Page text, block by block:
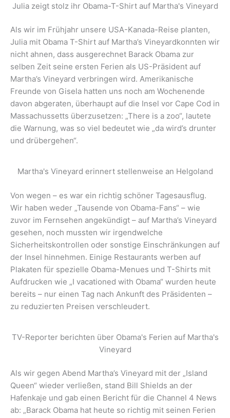
Julia zeigt stolz ihr Obama-T-Shirt auf Martha's Vineyard
Als wir im Frühjahr unsere USA-Kanada-Reise planten,
Julia mit Obama T-Shirt auf Martha’s Vineyardkonnten wir
nicht ahnen, dass ausgerechnet Barack Obama zur
selben Zeit seine ersten Ferien als US-Präsident auf
Martha’s Vineyard verbringen wird. Amerikanische
Freunde von Gisela hatten uns noch am Wochenende
davon abgeraten, überhaupt auf die Insel vor Cape Cod in
Massachussetts überzusetzen: „There is a zoo“, lautete
die Warnung, was so viel bedeutet wie „da wird’s drunter
und drübergehen“.
Martha's Vineyard erinnert stellenweise an Helgoland
Von wegen – es war ein richtig schöner Tagesausflug.
Wir haben weder „Tausende von Obama-Fans“ – wie
zuvor im Fernsehen angekündigt – auf Martha’s Vineyard
gesehen, noch mussten wir irgendwelche
Sicherheitskontrollen oder sonstige Einschränkungen auf
der Insel hinnehmen. Einige Restaurants werben auf
Plakaten für spezielle Obama-Menues und T-Shirts mit
Aufdrucken wie „I vacationed with Obama“ wurden heute
bereits – nur einen Tag nach Ankunft des Präsidenten –
zu reduzierten Preisen verschleudert.
TV-Reporter berichten über Obama's Ferien auf Martha's
Vineyard
Als wir gegen Abend Martha’s Vineyard mit der „Island
Queen“ wieder verließen, stand Bill Shields an der
Hafenkaje und gab einen Bericht für die Channel 4 News
ab: „Barack Obama hat heute so richtig mit seinen Ferien